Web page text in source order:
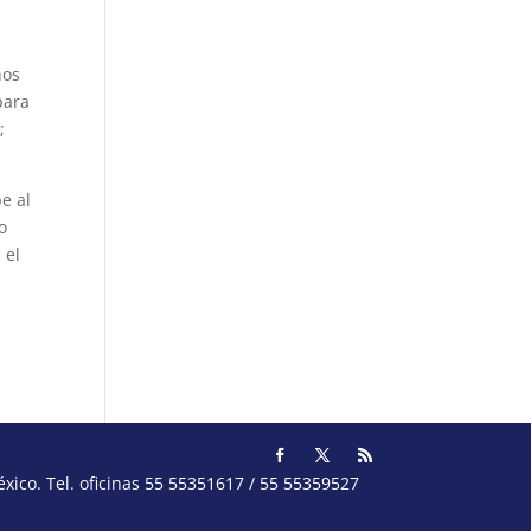
al
el
Tel. oficinas 55 55351617 / 55 55359527